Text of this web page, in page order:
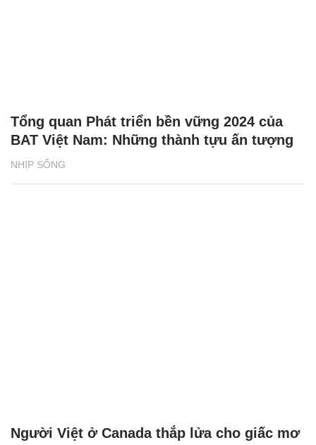
NHỊP SỐNG
Tổng quan Phát triển bền vững 2024 của
BAT Việt Nam: Những thành tựu ấn tượng
Người Việt ở Canada thắp lửa cho giấc mơ